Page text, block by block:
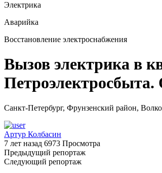
Электрика
Аварийка
Восстановление электроснабжения
Вызов электрика в
Петроэлектросбыта.
Санкт-Петербург, Фрунзенский район,
Артур Колбасин
7 лет назад 6973 Просмотра
Предыдущий репортаж
Следующий репортаж